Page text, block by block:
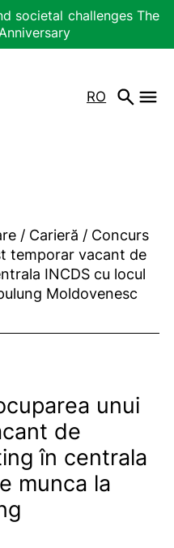
societal challenges The
RO
/ Carieră / Concurs
temporar vacant de
INCDS cu locul
Moldovenesc
unui
de
în centrala
munca la